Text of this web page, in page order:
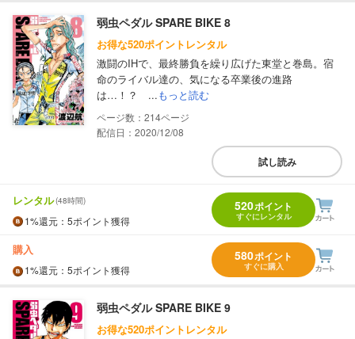
弱虫ペダル SPARE BIKE 8
お得な520ポイントレンタル
激闘のIHで、最終勝負を繰り広げた東堂と巻島。宿
命のライバル達の、気になる卒業後の進路
は…！？ ...もっと読む
214
配信日：2020/12/08
試し読み
レンタル(48時間)
1%還元 ：5ポイント獲得
520ポイント
すぐにレンタル
購入
1%還元 ：5ポイント獲得
580ポイント
すぐに購入
弱虫ペダル SPARE BIKE 9
お得な520ポイントレンタル